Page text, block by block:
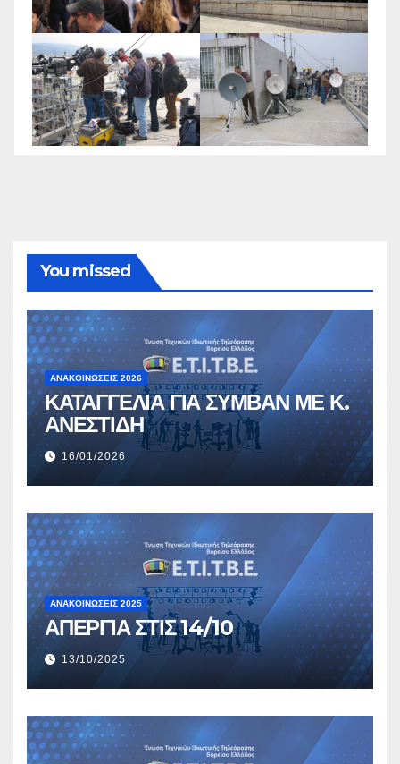
You missed
ΑΝΑΚΟΙΝΏΣΕΙΣ 2026
ΚΑΤΑΓΓΕΛΙΑ ΓΙΑ ΣΥΜΒΑΝ ΜΕ Κ.
ΑΝΕΣΤΙΔΗ
16/01/2026
ΑΝΑΚΟΙΝΏΣΕΙΣ 2025
ΑΠΕΡΓΙΑ ΣΤΙΣ 14/10
13/10/2025